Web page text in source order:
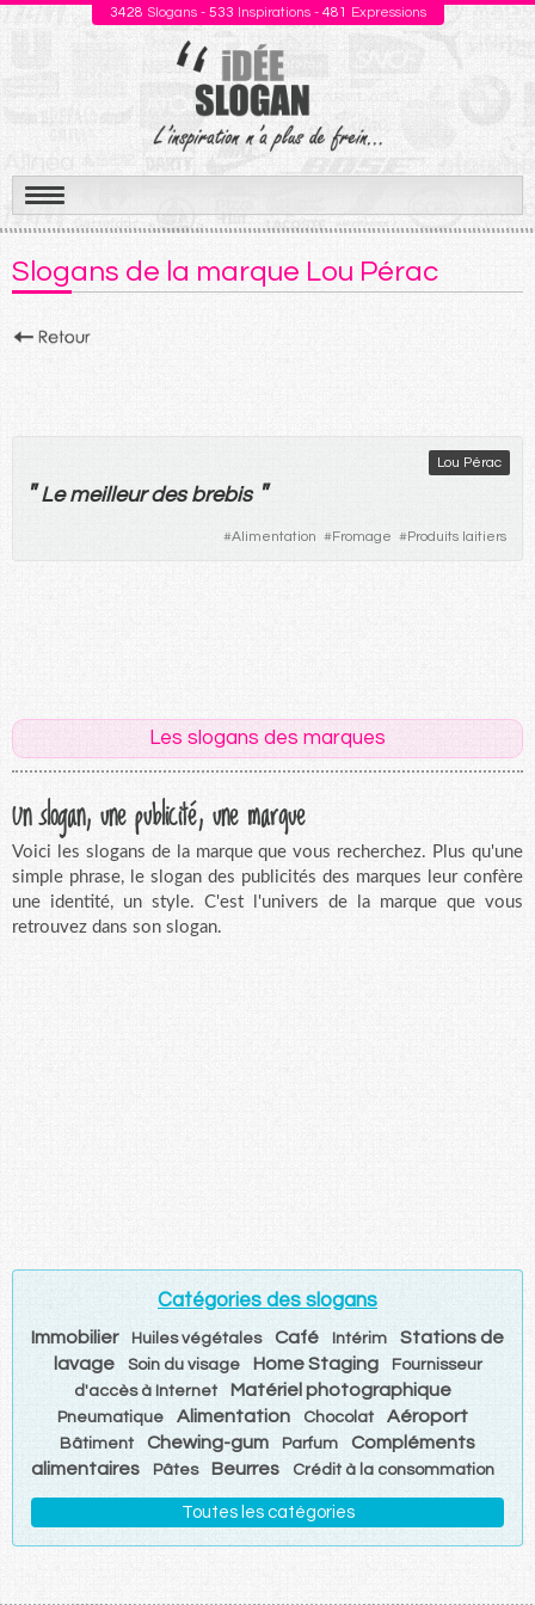
3428 Slogans - 533 Inspirations - 481 Expressions
Aller
au
contenu
Slogans de la marque Lou Pérac
Lou Pérac
" Le meilleur des brebis "
#Alimentation #Fromage #Produits laitiers
Les slogans des marques
Un slogan, une publicité, une marque
Voici les slogans de la marque que vous recherchez. Plus qu'une
simple phrase, le slogan des publicités des marques leur confère
une identité, un style. C'est l'univers de la marque que vous
retrouvez dans son slogan.
Catégories des slogans
Immobilier Huiles végétales Café Intérim
Stations de
lavage
Soin du visage Home Staging
Fournisseur
d'accès à Internet
Matériel photographique
Pneumatique Alimentation Chocolat Aéroport
Bâtiment Chewing-gum Parfum
Compléments
alimentaires
Pâtes Beurres Crédit à la consommation
Toutes les catégories